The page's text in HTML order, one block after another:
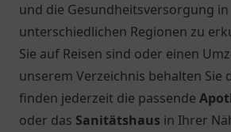
und die Gesundheitsversorgung in
unterschiedlichen Regionen zu
Sie auf Reisen sind oder einen
unserem Verzeichnis behalten Sie
finden jederzeit die passende
oder das Sanitätshaus in Ihrer